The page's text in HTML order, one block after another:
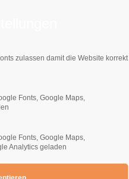
zulassen damit die Website korrekt
Fonts, Google Maps,
Fonts, Google Maps,
Analytics geladen